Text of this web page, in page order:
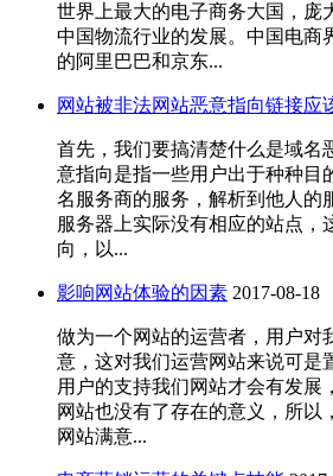
世界上最大的电子商务大国，庞
中国物流行业的发展。中国电商
的阿里巴巴和京东...
网站被非法网站恶意指向链接应
首先，我们要搞清楚什么是域
意指向是指一些用户出于种种目
名服务商的服务，解析到他人的
服务器上实际没有相应的站点，
向，以...
影响网站体验的因素 2017-08-18
做为一个网站的运营者，用户对
意，这对我们运营网站来说可是
用户的支持我们网站才会有发展
网站也没有了存在的意义，所以
网站满意...